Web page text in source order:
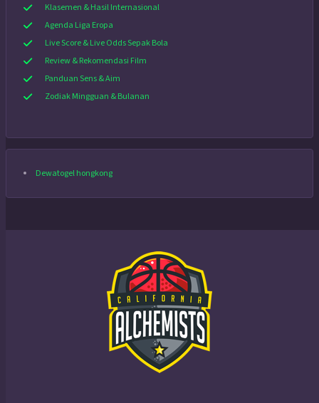
Klasemen & Hasil Internasional
Agenda Liga Eropa
Live Score & Live Odds Sepak Bola
Review & Rekomendasi Film
Panduan Sens & Aim
Zodiak Mingguan & Bulanan
Dewatogel hongkong